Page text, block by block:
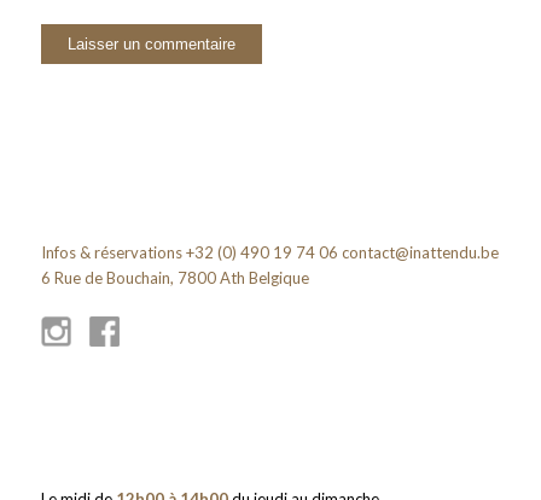
Infos & réservations +32 (0) 490 19 74 06 contact@inattendu.be
6 Rue de Bouchain, 7800 Ath Belgique